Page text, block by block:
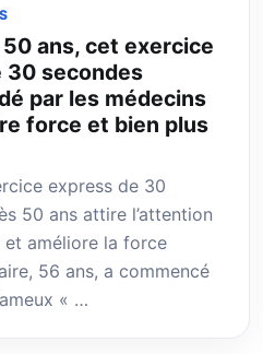
ans, cet exercice
30 secondes
par les médecins
force et bien plus
express de 30
50 ans attire l’attention
et améliore la force
56 ans, a commencé
« …